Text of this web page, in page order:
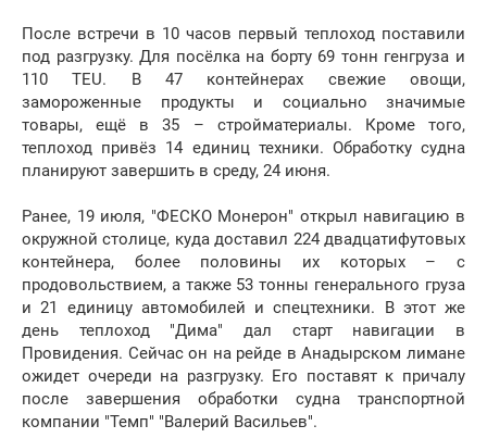
После встречи в 10 часов первый теплоход поставили
под разгрузку. Для посёлка на борту 69 тонн генгруза и
110 TEU. В 47 контейнерах свежие овощи,
замороженные продукты и социально значимые
товары, ещё в 35 – стройматериалы. Кроме того,
теплоход привёз 14 единиц техники. Обработку судна
планируют завершить в среду, 24 июня.
Ранее, 19 июля, "ФЕСКО Монерон" открыл навигацию в
окружной столице, куда доставил 224 двадцатифутовых
контейнера, более половины их которых – с
продовольствием, а также 53 тонны генерального груза
и 21 единицу автомобилей и спецтехники. В этот же
день теплоход "Дима" дал старт навигации в
Провидения. Сейчас он на рейде в Анадырском лимане
ожидет очереди на разгрузку. Его поставят к причалу
после завершения обработки судна транспортной
компании "Темп" "Валерий Васильев".